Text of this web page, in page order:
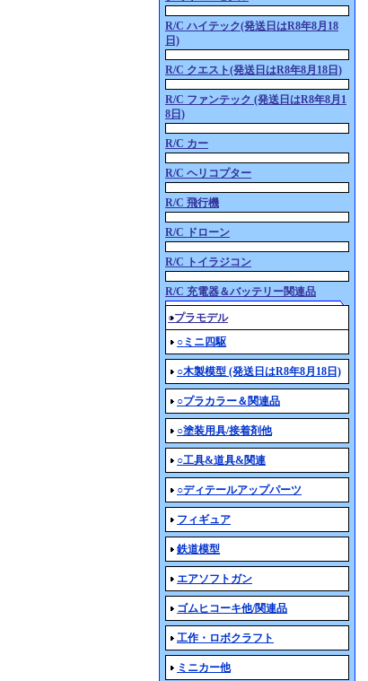
R/C ハイテック(発送日はR8年8月18
日)
R/C クエスト(発送日はR8年8月18日)
R/C ファンテック (発送日はR8年8月1
8日)
R/C カー
R/C ヘリコプター
R/C 飛行機
R/C ドローン
R/C トイラジコン
R/C 充電器＆バッテリー関連品
○プラモデル
○ミニ四駆
○木製模型 (発送日はR8年8月18日)
○プラカラー＆関連品
○塗装用具/接着剤他
○工具&道具&関連
○ディテールアップパーツ
フィギュア
鉄道模型
エアソフトガン
ゴムヒコーキ他/関連品
工作・ロボクラフト
ミニカー他